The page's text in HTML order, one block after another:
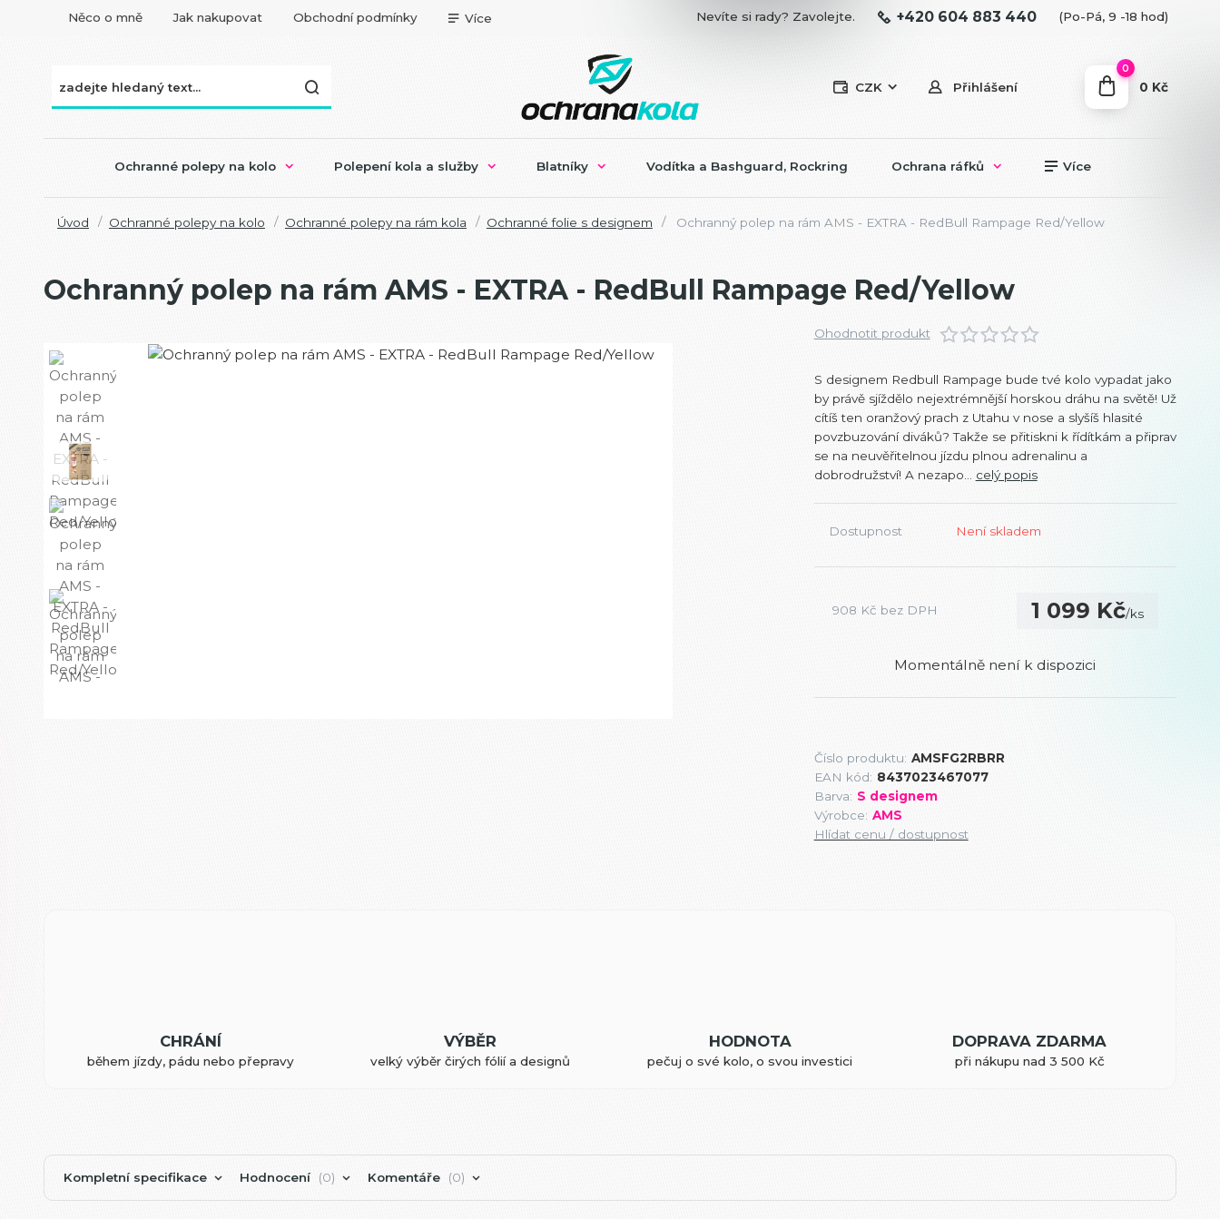
Něco o mně Jak nakupovat Obchodní podmínky Více
CZK Přihlášení
Nevíte si rady? Zavolejte. +420 604 883 440 (Po-Pá, 9 -18 hod)
0
0 Kč
Ochranné polepy na kolo Polepení kola a služby Blatníky Vodítka a Bashguard, Rockring Ochrana ráfků Více
Úvod Ochranné polepy na kolo Ochranné polepy na rám kola Ochranné folie s designem Ochranný polep na rám AMS - EXTRA - RedBull Rampage Red/Yellow
Ochranný polep na rám AMS - EXTRA - RedBull Rampage Red/Yellow
Ohodnotit produkt
S designem Redbull Rampage bude tvé kolo vypadat jako
by právě sjíždělo nejextrémnější horskou dráhu na světě! Už
cítíš ten oranžový prach z Utahu v nose a slyšíš hlasité
povzbuzování diváků? Takže se přitiskni k řídítkám a připrav
se na neuvěřitelnou jízdu plnou adrenalinu a
dobrodružství! A nezapo... celý popis
Dostupnost Není skladem
1 099 Kč/ks
908 Kč bez DPH
Momentálně není k dispozici
Číslo produktu: AMSFG2RBRR
EAN kód: 8437023467077
Barva: S designem
Výrobce: AMS
Hlídat cenu / dostupnost
CHRÁNÍ
během jízdy, pádu nebo přepravy
VÝBĚR
velký výběr čirých fólií a designů
HODNOTA
pečuj o své kolo, o svou investici
DOPRAVA ZDARMA
při nákupu nad 3 500 Kč
Kompletní specifikace Hodnocení 0 Komentáře 0